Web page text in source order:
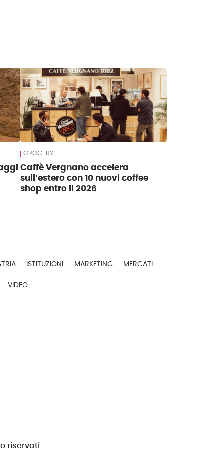
GROCERY
Caffè Vergnano accelera
sull’estero con 10 nuovi coffee
shop entro il 2026
ISTITUZIONI MARKETING MERCATI
VIDEO
riservati